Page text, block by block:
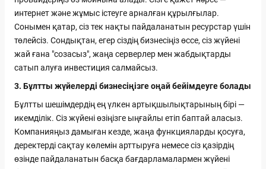
интернет және жұмыс істеуге арналған құрылғылар.
Сонымен қатар, сіз тек нақты пайдаланатын ресурстар үшін
төлейсіз. Сондықтан, егер сіздің бизнесіңіз өссе, сіз жүйені
жай ғана "созасыз", жаңа серверлер мен жабдықтарды
сатып алуға инвестиция салмайсыз.
3. Бұлтты жүйелерді бизнесіңізге оңай бейімдеуге болады
Бұлтты шешімдердің ең үлкен артықшылықтарының бірі —
икемділік. Сіз жүйені өзіңізге ыңғайлы етіп баптай аласыз.
Компанияңыз дамыған кезде, жаңа функцияларды қосуға,
деректерді сақтау көлемін арттыруға немесе сіз қазірдің
өзінде пайдаланатын басқа бағдарламалармен жүйені